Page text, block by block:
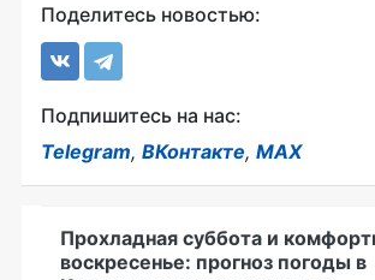
Поделитесь новостью:
Подпишитесь на нас:
Telegram, ВКонтакте, MAX
Прохладная суббота и
воскресенье: прогноз погоды в